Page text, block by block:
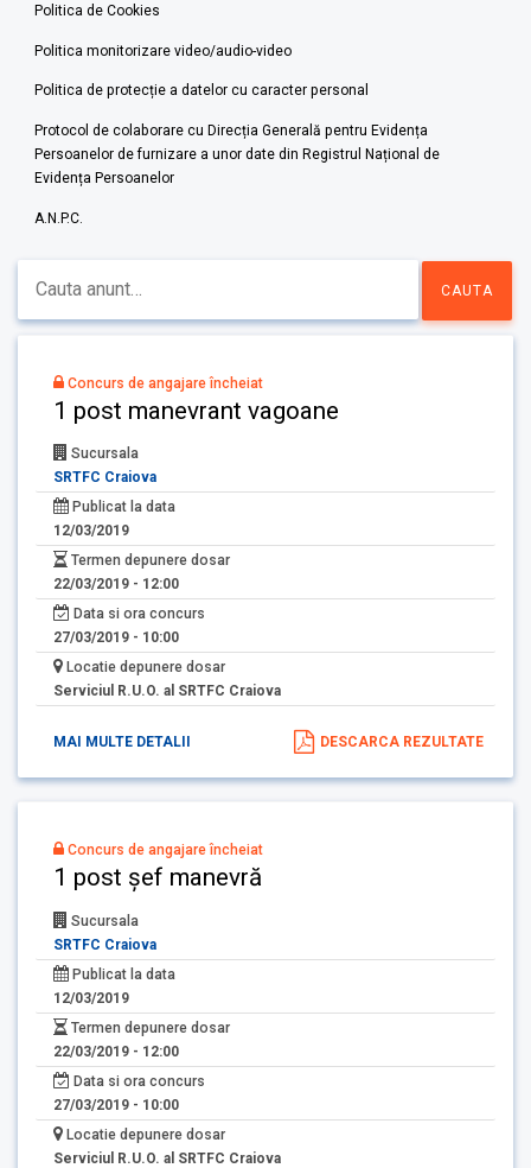
Politica de Cookies
Politica monitorizare video/audio-video
Politica de protecție a datelor cu caracter personal
Protocol de colaborare cu Direcția Generală pentru Evidența
Persoanelor de furnizare a unor date din Registrul Național de
Evidența Persoanelor
A.N.P.C.
Concurs de angajare încheiat
1 post manevrant vagoane
Sucursala
SRTFC Craiova
Publicat la data
12/03/2019
Termen depunere dosar
22/03/2019 - 12:00
Data si ora concurs
27/03/2019 - 10:00
Locatie depunere dosar
Serviciul R.U.O. al SRTFC Craiova
MAI MULTE DETALII DESCARCA REZULTATE
Concurs de angajare încheiat
1 post șef manevră
Sucursala
SRTFC Craiova
Publicat la data
12/03/2019
Termen depunere dosar
22/03/2019 - 12:00
Data si ora concurs
27/03/2019 - 10:00
Locatie depunere dosar
Serviciul R.U.O. al SRTFC Craiova